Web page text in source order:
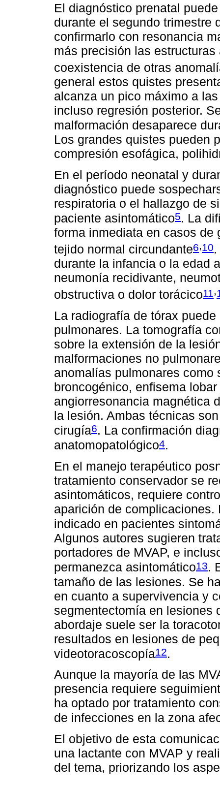
El diagnóstico prenatal
durante el segundo trimestre
confirmarlo con resonancia
más precisión las
coexistencia de otras
general estos quistes
alcanza un pico máximo a
incluso regresión posterior.
malformación desaparece
Los grandes quistes pueden
compresión esofágica,
En el período neonatal y
diagnóstico puede
respiratoria o el hallazgo de
paciente asintomático5. La
forma inmediata en casos de
tejido normal circundante6,10
durante la infancia o la edad
neumonía recidivante,
obstructiva o dolor torácico11 ,
La radiografía de tórax
pulmonares. La tomografía
sobre la extensión de la
malformaciones no
anomalías pulmonares como
broncogénico, enfisema
angiorresonancia magnética
la lesión. Ambas técnicas
cirugía6. La confirmación
anatomopatológico4.
En el manejo terapéutico
tratamiento conservador se
asintomáticos, requiere
aparición de
indicado en pacientes
Algunos autores sugieren
portadores de MVAP, e
permanezca asintomático13.
tamaño de las lesiones. Se
en cuanto a supervivencia y
segmentectomía en lesiones
abordaje suele ser la
resultados en lesiones de
videotoracoscopía12.
Aunque la mayoría de las
presencia requiere
ha optado por tratamiento
de infecciones en la zona
El objetivo de esta
una lactante con MVAP y
del tema, priorizando los